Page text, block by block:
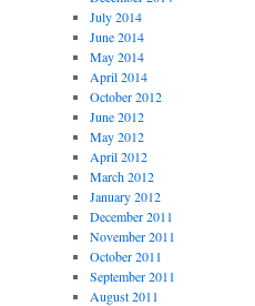
July 2014
June 2014
May 2014
April 2014
October 2012
June 2012
May 2012
April 2012
March 2012
January 2012
December 2011
November 2011
October 2011
September 2011
August 2011